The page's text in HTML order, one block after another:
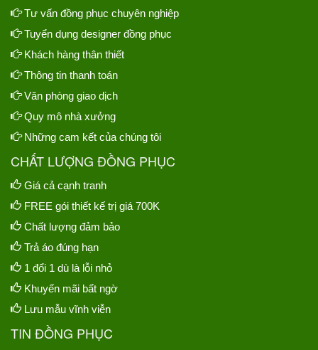
Tư vấn đồng phục chuyên nghiệp
Tuyển dụng designer đồng phục
Khách hàng thân thiết
Thông tin thanh toán
Văn phòng giao dịch
Quy mô nhà xưởng
Những cam kết của chúng tôi
CHẤT LƯỢNG ĐỒNG PHỤC
Giá cả cạnh tranh
FREE gói thiết kế trị giá 700K
Chất lượng đảm bảo
Trả áo đúng hạn
1 đổi 1 dù là lỗi nhỏ
Khuyến mãi bất ngờ
Lưu mẫu vĩnh viễn
TIN ĐỒNG PHỤC